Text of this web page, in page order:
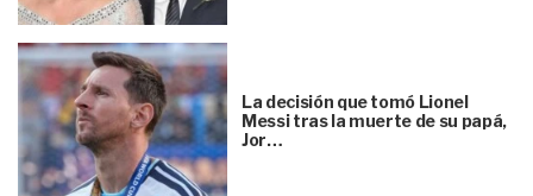
La decisión que tomó Lionel
Messi tras la muerte de su papá,
Jor…